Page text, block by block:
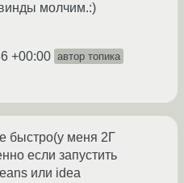
молчим.:)
+00:00 автор топика
быстро(у меня 2Г
если запустить
или idea